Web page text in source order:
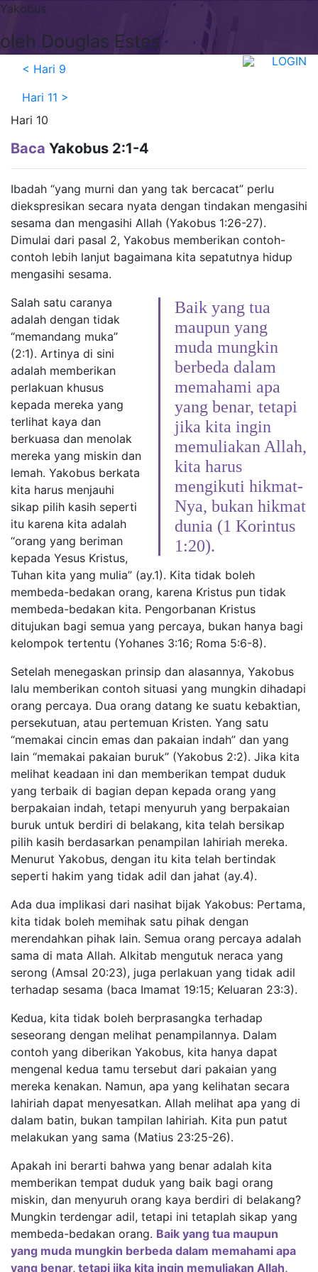
LOGIN
Yakobus
oleh Douglas Estes
< Hari 9
Hari 11 >
Hari 10
Baca Yakobus 2:1-4
Ibadah “yang murni dan yang tak bercacat” perlu
diekspresikan secara nyata dengan tindakan mengasihi
sesama dan mengasihi Allah (Yakobus 1:26-27).
Dimulai dari pasal 2, Yakobus memberikan contoh-
contoh lebih lanjut bagaimana kita sepatutnya hidup
mengasihi sesama.
Baik yang tua
maupun yang
muda mungkin
berbeda dalam
memahami apa
yang benar, tetapi
jika kita ingin
memuliakan Allah,
kita harus
mengikuti hikmat-
Nya, bukan hikmat
dunia (1 Korintus
1:20).
Salah satu caranya
adalah dengan tidak
“memandang muka”
(2:1). Artinya di sini
adalah memberikan
perlakuan khusus
kepada mereka yang
terlihat kaya dan
berkuasa dan menolak
mereka yang miskin dan
lemah. Yakobus berkata
kita harus menjauhi
sikap pilih kasih seperti
itu karena kita adalah
“orang yang beriman
kepada Yesus Kristus,
Tuhan kita yang mulia” (ay.1). Kita tidak boleh
membeda-bedakan orang, karena Kristus pun tidak
membeda-bedakan kita. Pengorbanan Kristus
ditujukan bagi semua yang percaya, bukan hanya bagi
kelompok tertentu (Yohanes 3:16; Roma 5:6-8).
Setelah menegaskan prinsip dan alasannya, Yakobus
lalu memberikan contoh situasi yang mungkin dihadapi
orang percaya. Dua orang datang ke suatu kebaktian,
persekutuan, atau pertemuan Kristen. Yang satu
“memakai cincin emas dan pakaian indah” dan yang
lain “memakai pakaian buruk” (Yakobus 2:2). Jika kita
melihat keadaan ini dan memberikan tempat duduk
yang terbaik di bagian depan kepada orang yang
berpakaian indah, tetapi menyuruh yang berpakaian
buruk untuk berdiri di belakang, kita telah bersikap
pilih kasih berdasarkan penampilan lahiriah mereka.
Menurut Yakobus, dengan itu kita telah bertindak
seperti hakim yang tidak adil dan jahat (ay.4).
Ada dua implikasi dari nasihat bijak Yakobus: Pertama,
kita tidak boleh memihak satu pihak dengan
merendahkan pihak lain. Semua orang percaya adalah
sama di mata Allah. Alkitab mengutuk neraca yang
serong (Amsal 20:23), juga perlakuan yang tidak adil
terhadap sesama (baca Imamat 19:15; Keluaran 23:3).
Kedua, kita tidak boleh berprasangka terhadap
seseorang dengan melihat penampilannya. Dalam
contoh yang diberikan Yakobus, kita hanya dapat
mengenal kedua tamu tersebut dari pakaian yang
mereka kenakan. Namun, apa yang kelihatan secara
lahiriah dapat menyesatkan. Allah melihat apa yang di
dalam batin, bukan tampilan lahiriah. Kita pun patut
melakukan yang sama (Matius 23:25-26).
Apakah ini berarti bahwa yang benar adalah kita
memberikan tempat duduk yang baik bagi orang
miskin, dan menyuruh orang kaya berdiri di belakang?
Mungkin terdengar adil, tetapi ini tetaplah sikap yang
membeda-bedakan orang. Baik yang tua maupun
yang muda mungkin berbeda dalam memahami apa
yang benar, tetapi jika kita ingin memuliakan Allah,